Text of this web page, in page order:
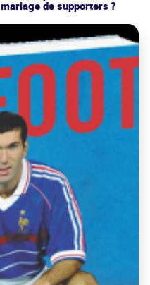
mariage de supporters ?